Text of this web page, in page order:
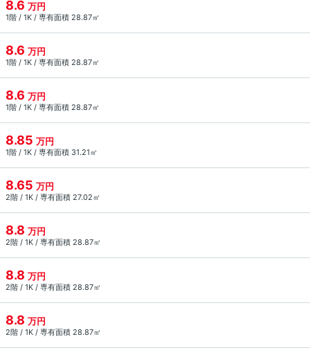
8.6 万円
1階 / 1K / 専有面積 28.87㎡
8.6 万円
1階 / 1K / 専有面積 28.87㎡
8.6 万円
1階 / 1K / 専有面積 28.87㎡
8.85 万円
1階 / 1K / 専有面積 31.21㎡
8.65 万円
2階 / 1K / 専有面積 27.02㎡
8.8 万円
2階 / 1K / 専有面積 28.87㎡
8.8 万円
2階 / 1K / 専有面積 28.87㎡
8.8 万円
2階 / 1K / 専有面積 28.87㎡